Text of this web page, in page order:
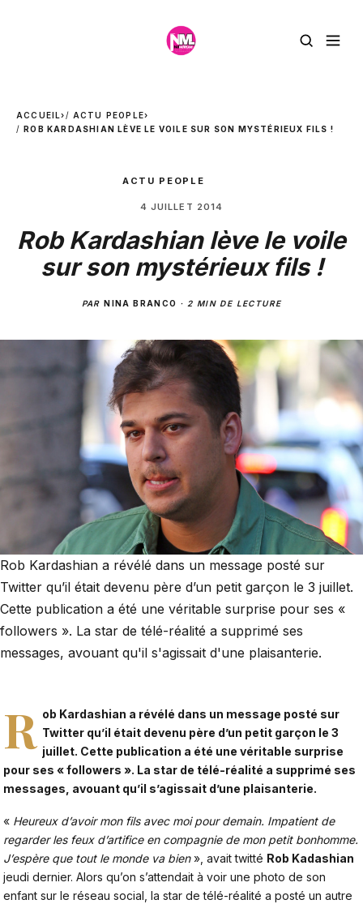
ACCUEIL› ACTU PEOPLE›
ROB KARDASHIAN LÈVE LE VOILE SUR SON MYSTÉRIEUX FILS !
ACTU PEOPLE
4 JUILLET 2014
Rob Kardashian lève le voile
sur son mystérieux fils !
PARNINA BRANCO · 2 MIN DE LECTURE
Rob Kardashian a révélé dans un message posté sur
Twitter qu’il était devenu père d’un petit garçon le 3 juillet.
Cette publication a été une véritable surprise pour ses «
followers ». La star de télé-réalité a supprimé ses
messages, avouant qu'il s'agissait d'une plaisanterie.
R ob Kardashian a révélé dans un message posté sur
Twitter qu’il était devenu père d’un petit garçon le 3
juillet. Cette publication a été une véritable surprise
pour ses « followers ». La star de télé-réalité a supprimé ses
messages, avouant qu’il s’agissait d’une plaisanterie.
« Heureux d’avoir mon fils avec moi pour demain. Impatient de
regarder les feux d’artifice en compagnie de mon petit bonhomme.
J’espère que tout le monde va bien», avait twitté Rob Kadashian
jeudi dernier. Alors qu’on s’attendait à voir une photo de son
enfant sur le réseau social, la star de télé-réalité a posté un autre